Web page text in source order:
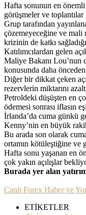
Hafta sonunun en
görüşmeler ve
Grup tarafından
çözemeyeceğine ve
krizinin de katkı
Katılımcılardan gelen
Maliye Bakanı Lou’nun
konusunda daha
Diğer bir dikkat çeken
rezervlerin miktarını
Petroldeki düşüşten en
ödemesi sonrası iflasın
İrlanda’da cuma günkü
Kenny’nin en büyük
Bu arada son olarak
ortamın kötüleştiğine ve
Hafta sonu yaşanan en
çok yakın açılışlar
Burada yer alan
Canlı Forex Haber ve
ETİKETLER